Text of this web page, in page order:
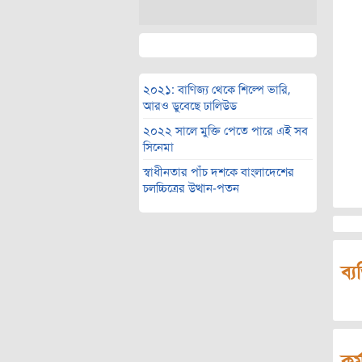
২০২১: বাণিজ্য থেকে শিল্পে ভারি,
আরও ডুবেছে ঢালিউড
২০২২ সালে মুক্তি পেতে পারে এই সব
সিনেমা
স্বাধীনতার পাঁচ দশকে বাংলাদেশের
চলচ্চিত্রের উত্থান-পতন